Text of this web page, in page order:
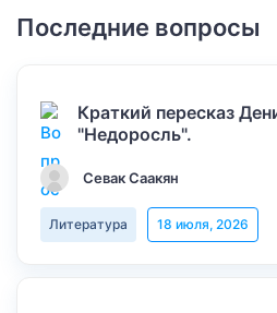
Последние вопросы
Краткий пересказ
"Недоросль".
Севак Саакян
Литература 18 июля, 2026